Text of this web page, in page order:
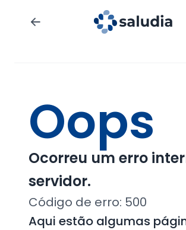
Oops
Ocorreu um erro
servidor.
Código de erro: 500
Aqui estão algumas